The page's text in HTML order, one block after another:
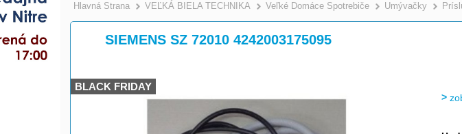
Hlavná Strana >
VEĽKÁ BIELA TECHNIKA >
Veľké Domáce Spotrebiče >
Umývačky
SIEMENS SZ 72010 4242003175095
BLACK FRIDAY